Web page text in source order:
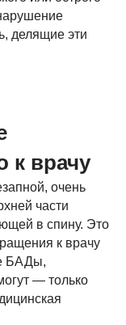
делящие эти
к врачу
очень
части
в спину. Это
к врачу
БАДы,
— только